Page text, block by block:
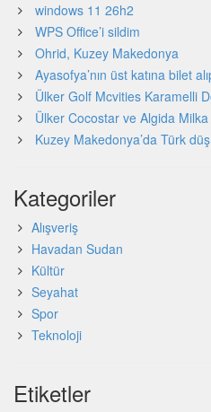
windows 11 26h2
WPS Office’i sildim
Ohrid, Kuzey Makedonya
Ayasofya’nın üst katına bilet
Ülker Golf Mcvities Karamelli
Ülker Cocostar ve Algida
Kuzey Makedonya’da Türk
Kategoriler
Alışveriş
Havadan Sudan
Kültür
Seyahat
Spor
Teknoloji
Etiketler